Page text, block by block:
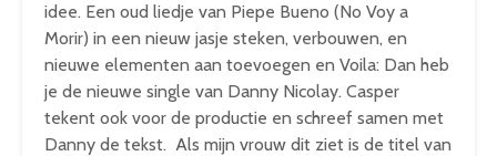
idee. Een oud liedje van Piepe Bueno (No Voy a
Morir) in een nieuw jasje steken, verbouwen, en
nieuwe elementen aan toevoegen en Voila: Dan heb
je de nieuwe single van Danny Nicolay. Casper
tekent ook voor de productie en schreef samen met
Danny de tekst. Als mijn vrouw dit ziet is de titel van